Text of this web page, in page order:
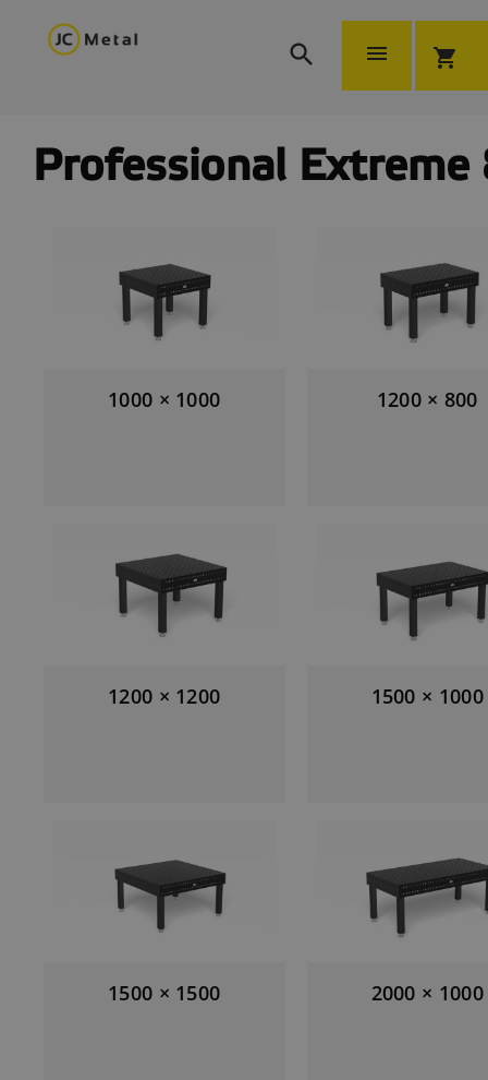
  shopping_cart
Professional Extreme
1000 × 1000 1200 × 800
1200 × 1200 1500 × 1000
1500 × 1500 2000 × 1000